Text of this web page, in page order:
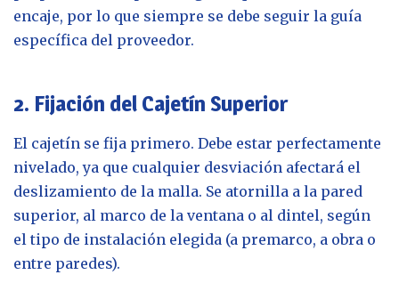
encaje, por lo que siempre se debe seguir la guía
específica del proveedor.
2. Fijación del Cajetín Superior
El cajetín se fija primero. Debe estar perfectamente
nivelado, ya que cualquier desviación afectará el
deslizamiento de la malla. Se atornilla a la pared
superior, al marco de la ventana o al dintel, según
el tipo de instalación elegida (a premarco, a obra o
entre paredes).